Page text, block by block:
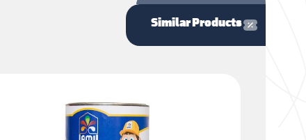
Similar Products